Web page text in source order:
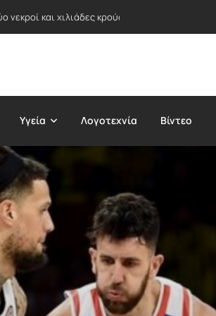
– Οι εργοδότες ζητούν την κατάργηση της
Υγεία Λογοτεχνία Βίντεο